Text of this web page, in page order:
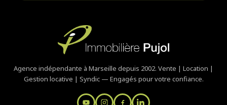
Agence indépendante à Marseille depuis 2002. Vente | Location |
Gestion locative | Syndic — Engagés pour votre confiance.